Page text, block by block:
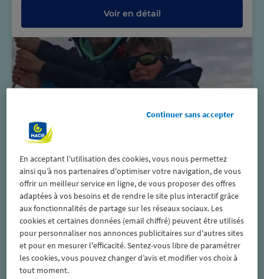
Voir en détail
Formations thématiques
Escadre
La Rochelle
6 jours
Autonomie
Monocoque
A partir de
975€/pers
En acceptant l'utilisation des cookies, vous nous permettez
ainsi qu’à nos partenaires d'optimiser votre navigation, de vous
offrir un meilleur service en ligne, de vous proposer des offres
adaptées à vos besoins et de rendre le site plus interactif grâce
aux fonctionnalités de partage sur les réseaux sociaux. Les
cookies et certaines données (email chiffré) peuvent être utilisés
pour personnaliser nos annonces publicitaires sur d'autres sites
et pour en mesurer l'efficacité. Sentez-vous libre de paramétrer
les cookies, vous pouvez changer d’avis et modifier vos choix à
tout moment.
Continuer sans accepter